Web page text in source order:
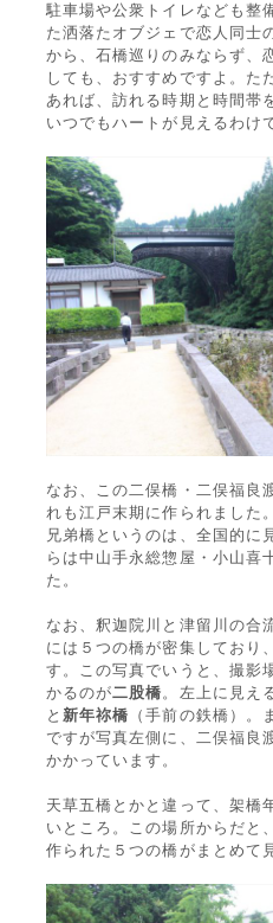
駐車場や公衆トイレなども整
た洒落たオブジェで恋人同士
から、石橋巡りのみならず、
しても、おすすめですよ。た
あれば、訪れる時期と時間帯
いつでもハートが見えるわけ
なお、この二俣橋・二俣福良
れも江戸末期に作られました
兄弟橋というのは、全国的に
らは中山手永総惣屋・小山喜
た。
なお、釈迦院川と津留川の合
には５つの橋が密集しており
す。この写真でいうと、撮影
かるのが二股橋。左上に見え
と 新年祢橋 （手前の鉄橋）
ですが写真左側に、二俣福良
かかっています。
天草五橋とかと違って、架橋
いところ。この場所からだと
作られた５つの橋がまとめて